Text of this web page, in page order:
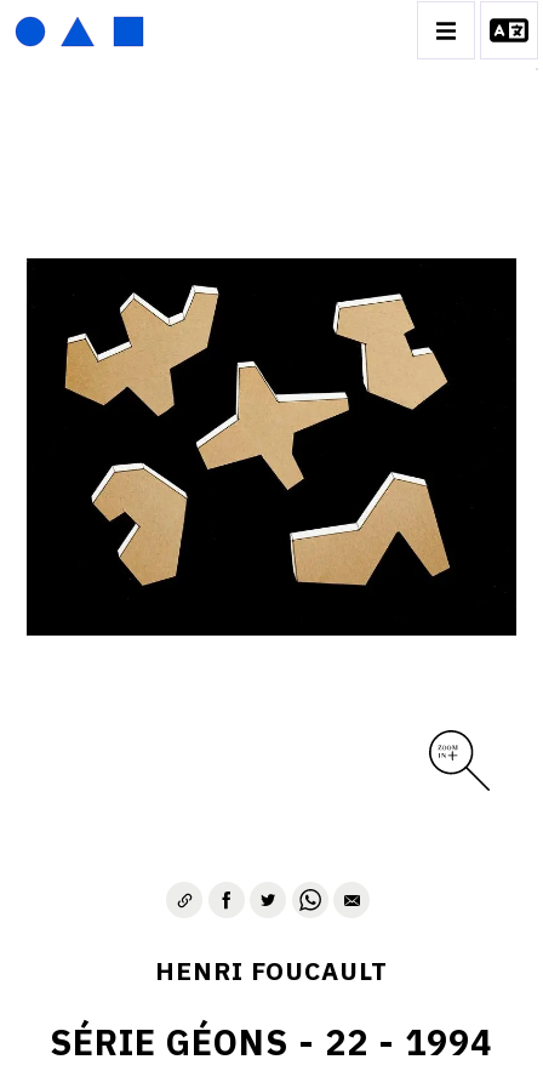
CATALOGUE DES OEUVRES
01_SCULPTURE
02_PHOTOGRAPHIQUE
03_COLLAGES
04_DESSINS
06_ARCHIVES
CONTACT
HENRI FOUCAULT
SÉRIE GÉONS - 22 - 1994